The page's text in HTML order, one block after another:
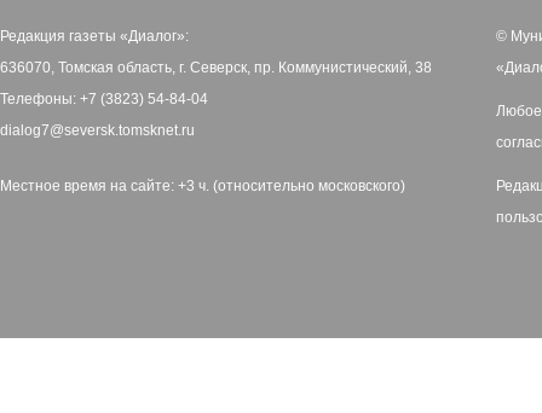
Редакция газеты «Диалог»:
636070, Томская область, г. Северск, пр. Коммунистический, 38
Телефоны: +7 (3823) 54-84-04
dialog7@seversk.tomsknet.ru
Местное время на сайте: +3 ч. (относительно московского)
©
Любое